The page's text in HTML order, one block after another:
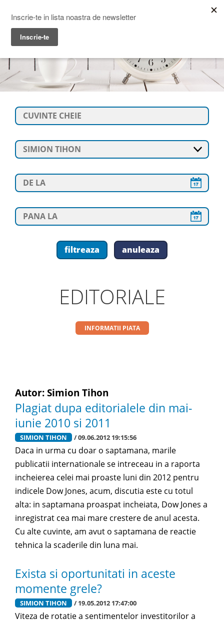
Menu
Prime Transaction
SIMION TIHON
EDITORIALE
INFORMATII PIATA
Autor: Simion Tihon
Plagiat dupa editorialele din mai-
iunie 2010 si 2011
SIMION TIHON / 09.06.2012 19:15:56
Daca in urma cu doar o saptamana, marile
publicatii internationale se intreceau in a raporta
incheierea celei mai proaste luni din 2012 pentru
indicele Dow Jones, acum, discutia este cu totul
alta: in saptamana proaspat incheiata, Dow Jones a
inregistrat cea mai mare crestere de anul acesta.
Cu alte cuvinte, am avut o saptamana de reactie
tehnica la scaderile din luna mai.
Exista si oportunitati in aceste
momente grele?
SIMION TIHON / 19.05.2012 17:47:00
Viteza de rotatie a sentimentelor investitorilor a